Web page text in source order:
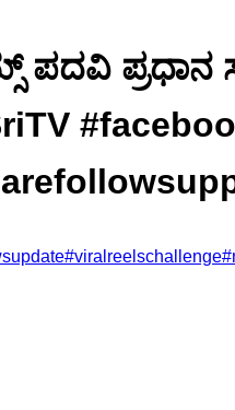
ಪದವಿ
#viralreelschallenge#